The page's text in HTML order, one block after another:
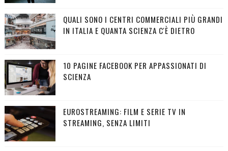
QUALI SONO I CENTRI COMMERCIALI PIÙ GRANDI
IN ITALIA E QUANTA SCIENZA C'È DIETRO
10 PAGINE FACEBOOK PER APPASSIONATI DI
SCIENZA
EUROSTREAMING: FILM E SERIE TV IN
STREAMING, SENZA LIMITI